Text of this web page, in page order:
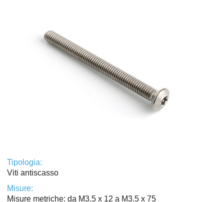
Tipologia:
Viti antiscasso
Misure:
Misure metriche: da M3.5 x 12 a M3.5 x 75